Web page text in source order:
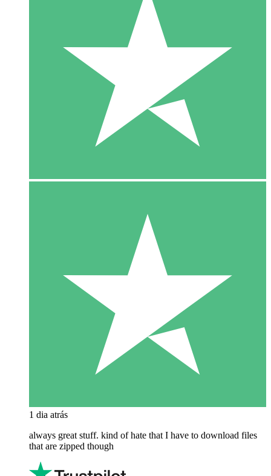
1 dia atrás
always great stuff. kind of hate that I have to download files
that are zipped though